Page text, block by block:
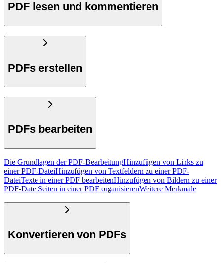
PDF lesen und kommentieren
PDFs erstellen
PDFs bearbeiten
Die Grundlagen der PDF-BearbeitungHinzufügen von Links zu
einer PDF-DateiHinzufügen von Textfeldern zu einer PDF-
DateiTexte in einer PDF bearbeitenHinzufügen von Bildern zu einer
PDF-DateiSeiten in einer PDF organisierenWeitere Merkmale
Konvertieren von PDFs